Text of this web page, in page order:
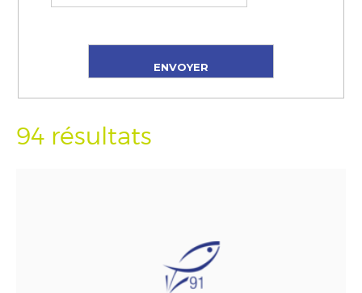
94 résultats